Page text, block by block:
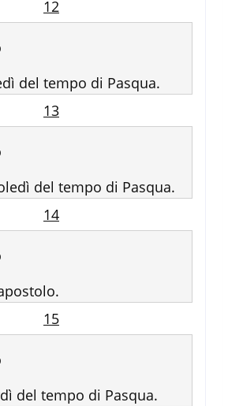
12
del tempo di Pasqua.
13
del tempo di Pasqua.
14
15
del tempo di Pasqua.